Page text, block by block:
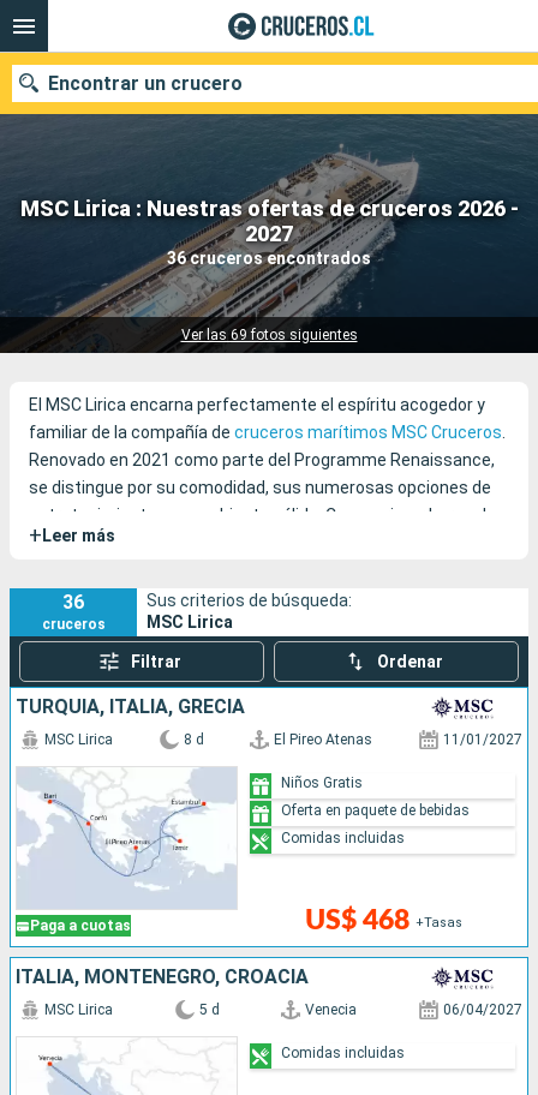
MSC Lirica : Nuestras ofertas de cruceros 2026 -
2027
36 cruceros encontrados
Ver las 69 fotos siguientes
Encontrar un crucero
Nuestros destinos
Fecha de salida
Puertos
El MSC Lirica encarna perfectamente el espíritu acogedor y
familiar de la compañía de cruceros marítimos MSC Cruceros.
Renovado en 2021 como parte del Programme Renaissance,
se distingue por su comodidad, sus numerosas opciones de
entretenimiento y su ambiente cálido. Como primer barco de
la clase Lirica, cuenta con un sister-ship, el
equipamientos pensados para todas las edades.
+ Leer más
36
cruceros
Sus criterios de búsqueda:
MSC Lirica
Filtrar Ordenar
TURQUÍA, ITALIA, GRECIA
Paga a cuotas
MSC Lirica 8 d El Pireo Atenas 11/01/2027
US$ 468 +Tasas
Niños Gratis
Oferta en paquete de bebidas
Comidas incluidas
ITALIA, MONTENEGRO, CROACIA
MSC Lirica 5 d Venecia 06/04/2027
Comidas incluidas